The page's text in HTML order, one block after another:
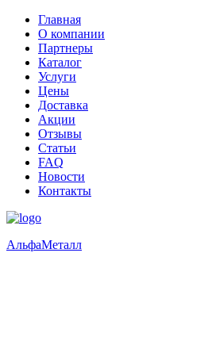
Главная
О компании
Партнеры
Каталог
Услуги
Цены
Доставка
Акции
Отзывы
Статьи
FAQ
Новости
Контакты
АльфаМеталл